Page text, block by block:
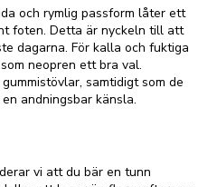
och rymlig passform låter ett
foten. Detta är nyckeln till att
dagarna. För kalla och fuktiga
neopren ett bra val.
samtidigt som de
andningsbar känsla.
vi att du bär en tunn